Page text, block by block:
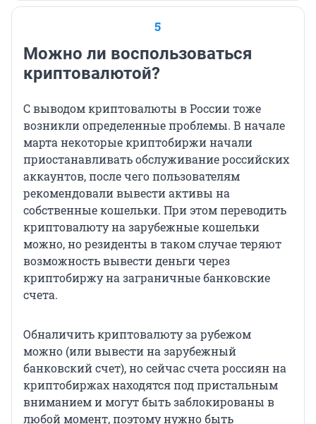
5
Можно ли воспользоваться
криптовалютой?
С выводом криптовалюты в России тоже
возникли определенные проблемы. В начале
марта некоторые криптобиржи начали
приостанавливать обслуживание российских
аккаунтов, после чего пользователям
рекомендовали вывести активы на
собственные кошельки. При этом переводить
криптовалюту на зарубежные кошельки
можно, но резиденты в таком случае теряют
возможность вывести деньги через
криптобиржу на заграничные банковские
счета.
Обналичить криптовалюту за рубежом
можно (или вывести на зарубежный
банковский счет), но сейчас счета россиян на
криптобиржах находятся под пристальным
вниманием и могут быть заблокированы в
любой момент, поэтому нужно быть